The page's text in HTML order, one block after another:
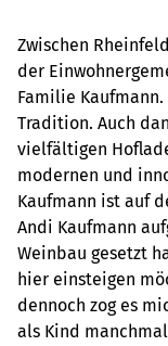
Zwischen
der
Familie
Tradition. Auch
vielfältigen
modernen und
Kaufmann ist auf
Andi Kaufmann
Weinbau gesetzt
hier einsteigen
dennoch zog es
als Kind